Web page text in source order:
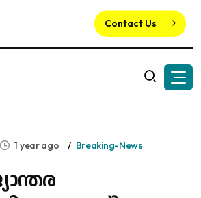
Contact Us
1 year ago Breaking-News